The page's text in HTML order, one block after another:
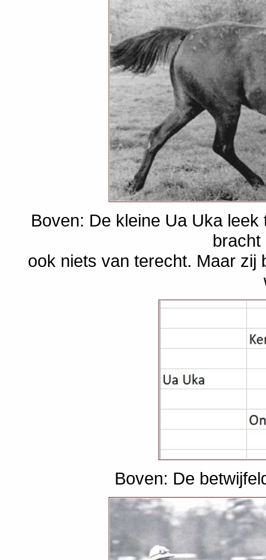
Boven: De kleine Ua Uka
bracht
ook niets van terecht. Maar zij
Boven: De